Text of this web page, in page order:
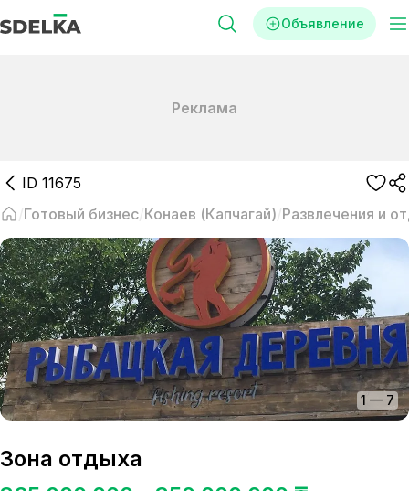
Объявление
Реклама
ID 11675
Готовый бизнес Конаев (Капчагай) Развлечения и
1 — 7
Зона отдыха